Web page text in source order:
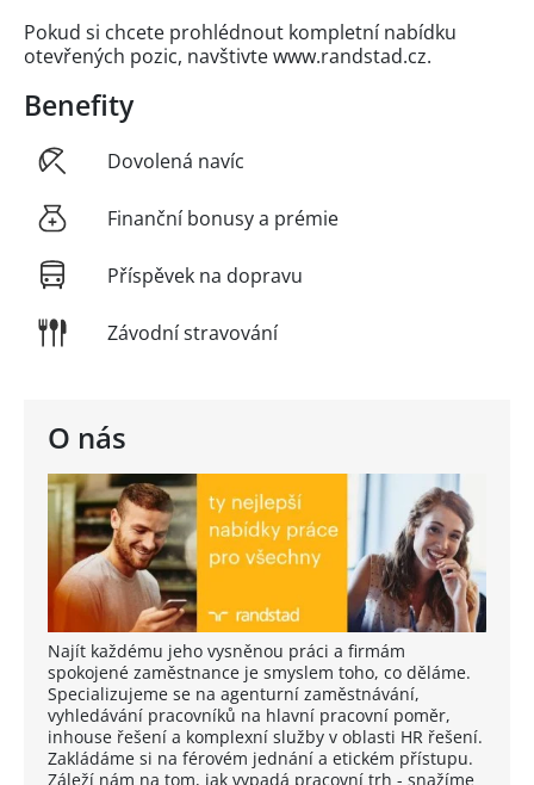
O nás
Najít každému jeho vysněnou práci a firmám
spokojené zaměstnance je smyslem toho, co děláme.
Specializujeme se na agenturní zaměstnávání,
vyhledávání pracovníků na hlavní pracovní poměr,
inhouse řešení a komplexní služby v oblasti HR řešení.
Zakládáme si na férovém jednání a etickém přístupu.
Záleží nám na tom, jak vypadá pracovní trh - snažíme
Pokud si chcete prohlédnout kompletní nabídku
otevřených pozic, navštivte www.randstad.cz.
Benefity
Dovolená navíc
Finanční bonusy a prémie
Příspěvek na dopravu
Závodní stravování